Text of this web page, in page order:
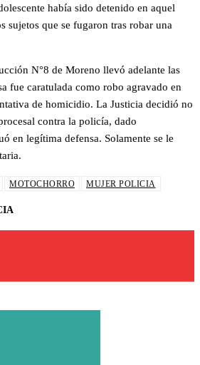
había sido detenido en aquel
sujetos que se fugaron tras robar una
N°8 de Moreno llevó adelante las
fue caratulada como robo agravado en
de homicidio. La Justicia decidió no
contra la policía, dado
en legítima defensa. Solamente se le
MOTOCHORRO MUJER POLICIA